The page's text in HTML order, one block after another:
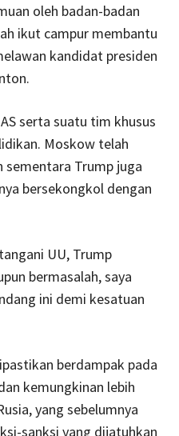
oleh badan-badan
ikut campur membantu
kandidat presiden
serta suatu tim khusus
Moskow telah
Trump juga
bersekongkol dengan
UU, Trump
bermasalah, saya
ini demi kesatuan
berdampak pada
kemungkinan lebih
yang sebelumnya
sanksi yang dijatuhkan